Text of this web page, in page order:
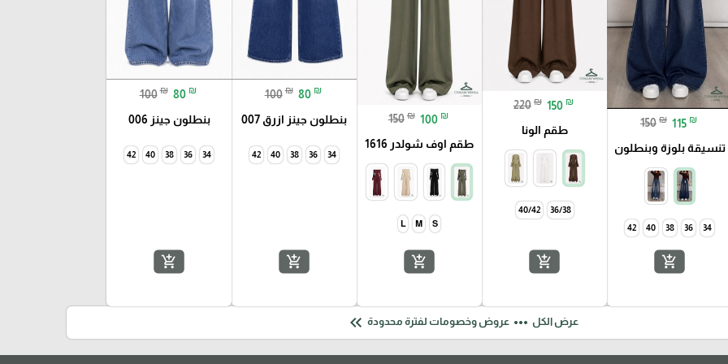
150 ₪ 115 ₪
تنسيقة بلوزة وبنطلون
34
36
38
40
42
add_shopping_cart
220 ₪ 150 ₪
طقم الونا
‏36/38
‏40/42
add_shopping_cart
150 ₪ 100 ₪
طقم اوف شولدر 1616
S
M
L
add_shopping_cart
100 ₪ 80 ₪
بنطلون جينز ازرق 007
34
36
38
40
42
add_shopping_cart
100 ₪ 80 ₪
بنطلون جينز 006
add_shopping_cart
عرض الكل more_horiz عروض وخصومات لفترة محدودة keyboard_double_arrow_left